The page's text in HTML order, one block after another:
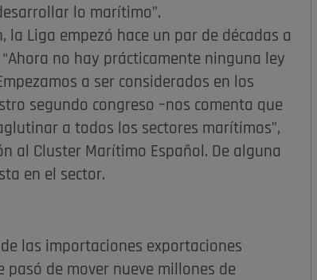
lo marítimo”.
Liga empezó hace un par de décadas a
no hay prácticamente ninguna ley
a ser considerados en los
segundo congreso –nos comenta que
a todos los sectores marítimos”,
al Cluster Marítimo Español. De alguna
en el sector.
las importaciones exportaciones
de mover nueve millones de